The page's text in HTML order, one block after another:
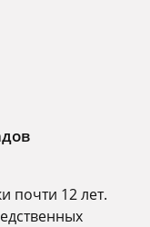
почти 12 лет.